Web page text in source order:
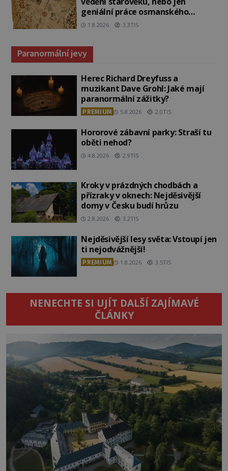
geniální práce osmanského
admirála?
1.8.2026 3.3TIS
Paranormální jevy
Herec Richard Dreyfuss a
muzikant Dave Grohl: Jaké mají
paranormální zážitky?
PREMIUM 5.8.2026 2.0TIS
Hororové zábavní parky: Straší tu
oběti nehod?
4.8.2026 2.9TIS
Kroky v prázdných chodbách a
přízraky v oknech: Nejděsivější
domy v Česku budí hrůzu
2.8.2026 3.2TIS
Nejděsivější lesy světa: Vstoupí jen
ti nejodvážnější!
PREMIUM 1.8.2026 3.5TIS
NENECHTE SI UJÍT DALŠÍ ZAJÍMAVÉ
ČLÁNKY